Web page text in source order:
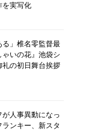
を実写化
る」椎名零監督最
いの花』池袋シ
礼の初日舞台挨拶
人事異動になっ
ンキー、新スタ